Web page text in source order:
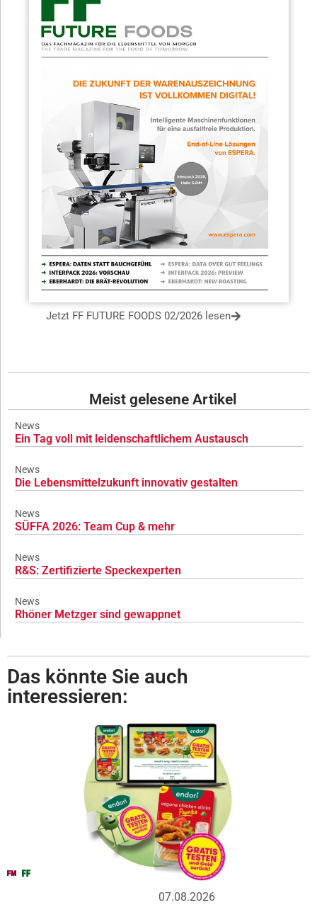
Jetzt FF FUTURE FOODS 02/2026 lesen
Meist gelesene Artikel
News
Ein Tag voll mit leidenschaftlichem Austausch
News
Die Lebensmittelzukunft innovativ gestalten
News
SÜFFA 2026: Team Cup & mehr
News
R&S: Zertifizierte Speckexperten
News
Rhöner Metzger sind gewappnet
Das könnte Sie auch
interessieren:
07.08.2026